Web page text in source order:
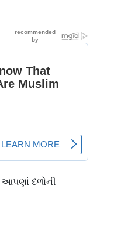
આપણાં દળોની